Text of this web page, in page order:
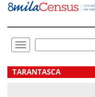
Vai
direttamente
Toggle
navigation
.
TARANTASCA